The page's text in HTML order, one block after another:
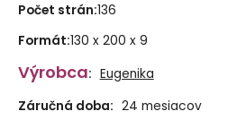
Počet strán:136
Formát:130 x 200 x 9
Výrobca: Eugenika
Záručná doba: 24 mesiacov